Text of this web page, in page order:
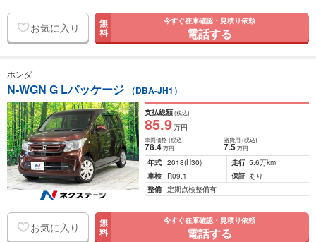
お気に入り 無
料
今すぐ在庫確認・見積り依頼
電話する
ホンダ
N-WGN G Lパッケージ （DBA-JH1）
支払総額(税込)
85.9万円
車両価格(税込)
78.4万円
諸費用 (税込)
7.5 万円
年式 2018(H30) 走行 5.6万km
車検
R09.1 保証 あり
整備 定期点検整備有
お気に入り 無
料
今すぐ在庫確認・見積り依頼
電話する